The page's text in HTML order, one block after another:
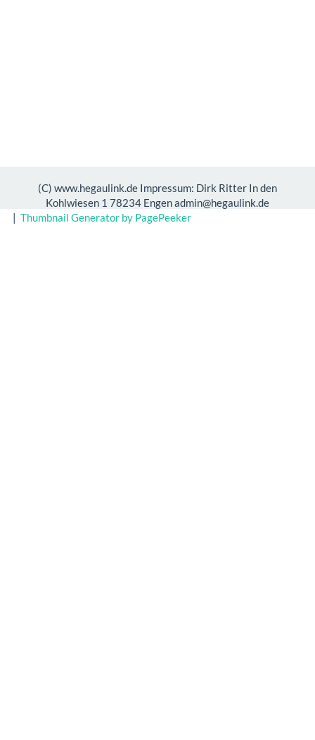
(C) www.hegaulink.de Impressum: Dirk Ritter In den
Kohlwiesen 1 78234 Engen admin@hegaulink.de
| Thumbnail Generator by PagePeeker